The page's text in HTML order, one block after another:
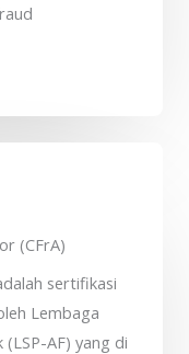
(CFrA)
sertifikasi
Lembaga
AF) yang di